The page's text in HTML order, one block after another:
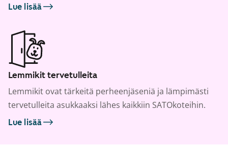
Lue lisää
Lemmikit tervetulleita
Lemmikit ovat tärkeitä perheenjäseniä ja lämpimästi
tervetulleita asukkaaksi lähes kaikkiin SATOkoteihin.
Lue lisää